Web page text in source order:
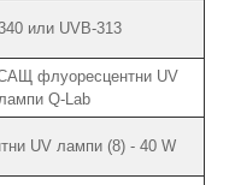
или UVB-313
флуоресцентни UV
лампи Q-Lab
UV лампи (8) - 40 W